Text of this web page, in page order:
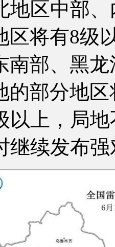
地区中部
区将有8级
南部、黑
的部分地
以上，局
继续发布